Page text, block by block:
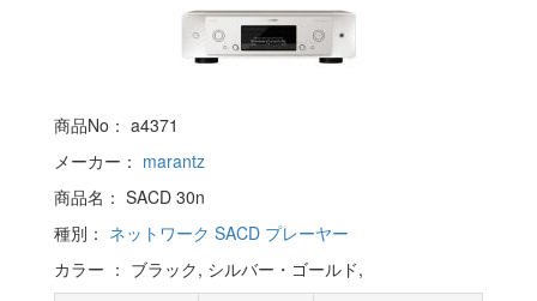
商品No： a4371
メーカー： marantz
商品名： SACD 30n
種別： ネットワーク SACD プレーヤー
カラー ： ブラック, シルバー・ゴールド,